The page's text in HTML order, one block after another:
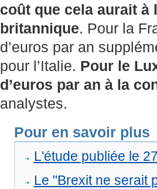
coût que cela aurait à
britannique. Pour la
d’euros par an
pour l’Italie. Pour le
d’euros par an à la
analystes.
Pour en savoir plus
L'étude publiée le
Le "Brexit ne serait